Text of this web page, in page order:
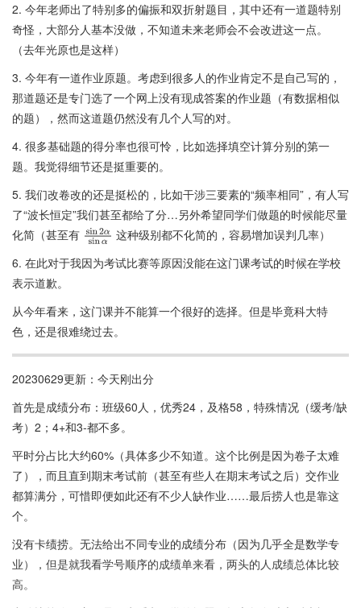
2. 今年老师出了特别多的偏振和双折射题目，其中还有一道题特别
奇怪，大部分人基本没做，不知道未来老师会不会改进这一点。
（去年光原也是这样）
3. 今年有一道作业原题。考虑到很多人的作业肯定不是自己写的，
那道题还是专门选了一个网上没有现成答案的作业题（有数据相似
的题），然而这道题仍然没有几个人写的对。
4. 很多基础题的得分率也很可怜，比如选择填空计算分别的第一
题。我觉得细节还是挺重要的。
5. 我们改卷改的还是挺松的，比如干涉三要素的“频率相同”，有人写
了“波长恒定”我们甚至都给了分…另外希望同学们做题的时候能尽量
化简（甚至有 sin2α sinα
这种级别都不化简的，容易增加误判几率）
6. 在此对于我因为考试比赛等原因没能在这门课考试的时候在学校
表示道歉。
从今年看来，这门课并不能算一个很好的选择。但是毕竟科大特
色，还是很难绕过去。
20230629更新：今天刚出分
首先是成绩分布：班级60人，优秀24，及格58，特殊情况（缓考/缺
考）2；4+和3-都不多。
平时分占比大约60%（具体多少不知道。这个比例是因为卷子太难
了），而且直到期末考试前（甚至有些人在期末考试之后）交作业
都算满分，可惜即便如此还有不少人缺作业……最后捞人也是靠这
个。
没有卡绩捞。无法给出不同专业的成绩分布（因为几乎全是数学专
业），但是就我看学号顺序的成绩单来看，两头的人成绩总体比较
高。